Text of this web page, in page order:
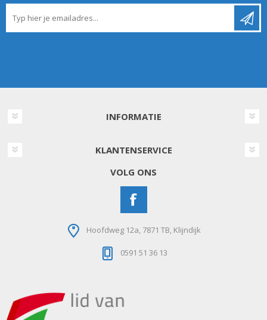
INFORMATIE
KLANTENSERVICE
VOLG ONS
Hoofdweg 12a, 7871 TB, Klijndijk
0591 51 36 13